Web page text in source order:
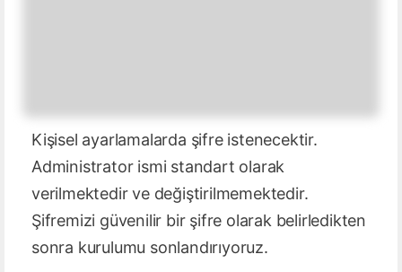
Kişisel ayarlamalarda şifre istenecektir.
Administrator ismi standart olarak
verilmektedir ve değiştirilmemektedir.
Şifremizi güvenilir bir şifre olarak belirledikten
sonra kurulumu sonlandırıyoruz.